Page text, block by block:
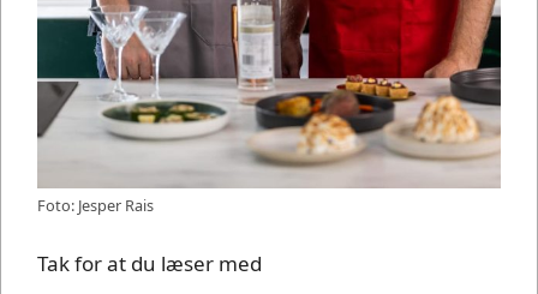
Foto: Jesper Rais
Tak for at du læser med